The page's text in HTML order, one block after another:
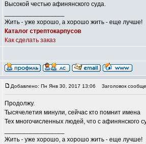
Высокой честью афинянского суда.
Жить - уже хорошо, а хорошо жить - еще лучше!
Каталог стрептокарпусов
Как сделать заказ
Добавлено: Пн Янв 30, 2017 13:06 Заголовок
Продолжу.
Тысячелетия минули, сейчас кто помнит имена
Тех многочисленных людей, что с афинянского
Жить - уже хорошо, а хорошо жить - еще лучше!